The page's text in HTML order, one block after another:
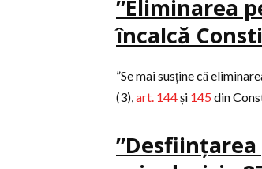
”Eliminarea
încalcă
”Se mai susține că
(3),art. 144și 145din